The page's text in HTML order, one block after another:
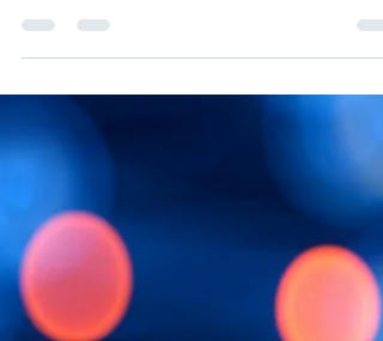
защищает бизнес
Как защитить бизнес от утечки данных в
персональных данных, аудит ИБ. Опыт 100+
компаний